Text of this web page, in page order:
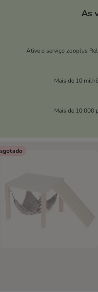
As
Ative o serviço zooplus
Mais de 10
Mais de 10.000